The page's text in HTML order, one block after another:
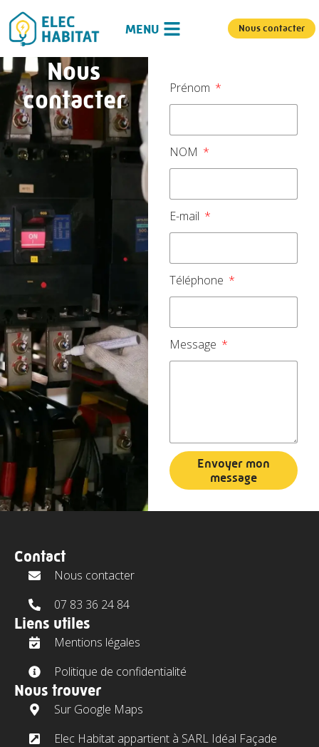
Nous contacter
Nous
contacter
Prénom
NOM
E-mail
Téléphone
Message
Envoyer mon
message
Contact
Nous contacter
07 83 36 24 84
Liens utiles
Mentions légales
Politique de confidentialité
Nous trouver
Sur Google Maps
Elec Habitat appartient à SARL Idéal Façade